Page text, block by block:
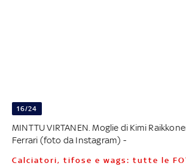
16/24
MINTTU VIRTANEN. Moglie di Kimi
Ferrari (foto da Instagram) -
Calciatori, tifose e wags: tutte le